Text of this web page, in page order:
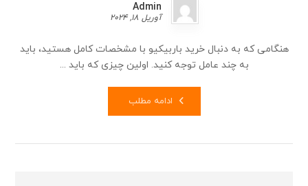
Admin
آوریل 18, 2024
هنگامی که به دنبال خرید باربیکیو با مشخصات کامل هستید، باید
به چند عامل توجه کنید. اولین چیزی که باید ...
ادامه مطلب